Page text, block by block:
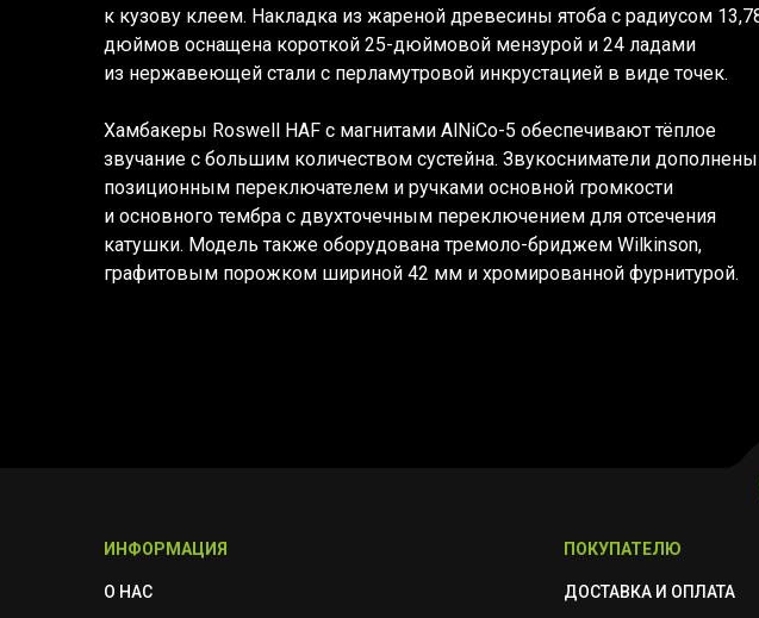
к кузову клеем. Накладка из жареной древесины ятоба с радиусом
дюймов оснащена короткой 25-дюймовой мензурой и 24 ладами
из нержавеющей стали с перламутровой инкрустацией в виде точек.
Хамбакеры Roswell HAF с магнитами AlNiCo-5 обеспечивают тёплое
звучание с большим количеством сустейна. Звукосниматели
позиционным переключателем и ручками основной громкости
и основного тембра с двухточечным переключением для отсечения
катушки. Модель также оборудована тремоло-бриджем Wilkinson,
графитовым порожком шириной 42 мм и хромированной фурнитурой.
ИНФОРМАЦИЯ
О НАС
ПОКУПАТЕЛЮ
ДОСТАВКА И ОПЛАТА